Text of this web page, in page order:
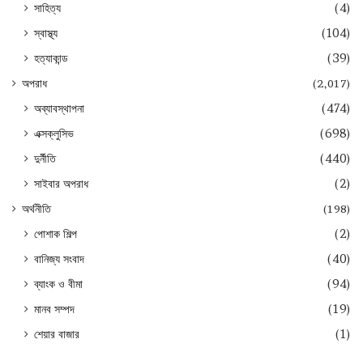
সাহিত্য
(4)
স্বাস্থ্য
(104)
হত্যাকান্ড
(39)
অপরাধ (2,017)
অব্যাবস্থাপনা
(474)
এক্সক্লুসিভ
(698)
দুর্নীতি
(440)
সাইবার অপরাধ
(2)
অর্থনীতি (198)
পোশাক শিল্প
(2)
বানিজ্য সংবাদ
(40)
ব্যাংক ও বীমা
(94)
মানব সম্পদ
(19)
শেয়ার বাজার
(1)